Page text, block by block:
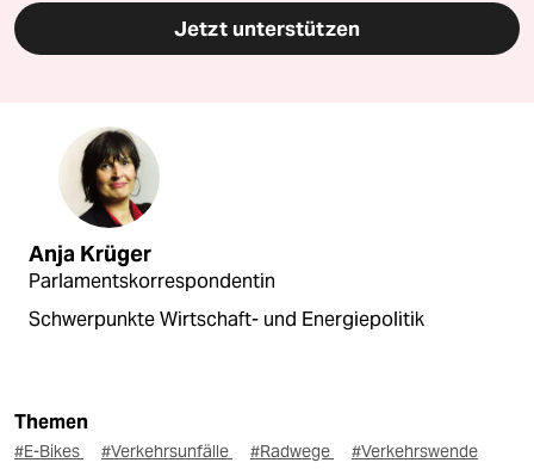
Jetzt unterstützen
Anja Krüger
Parlamentskorrespondentin
Schwerpunkte Wirtschaft- und Energiepolitik
Themen
#E-Bikes #Verkehrsunfälle #Radwege #Verkehrswende